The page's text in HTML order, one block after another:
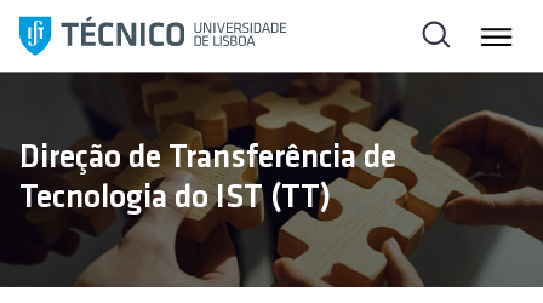
l
a
Direção de Transferência de
Tecnologia do IST (TT)